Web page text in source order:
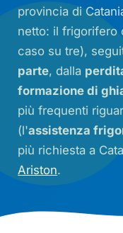
provincia di
netto: il frigorifero
caso su tre),
parte, dalla
formazione di
più frequenti
(l'assistenza
più richiesta a
Ariston.